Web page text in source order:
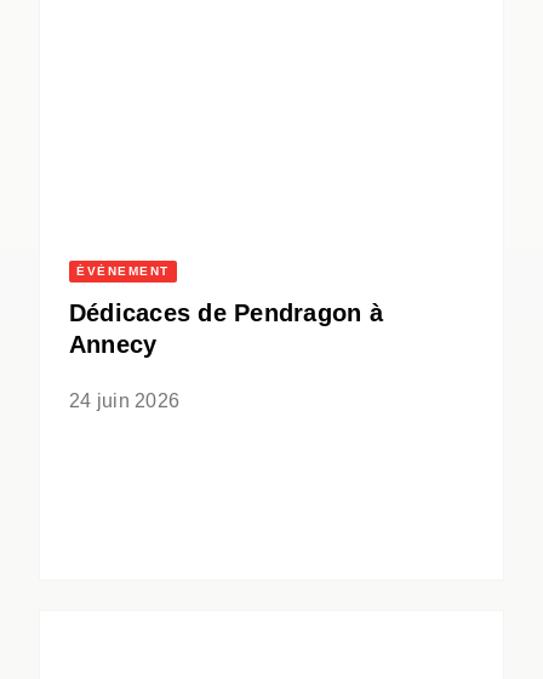
ÉVÈNEMENT
Dédicaces de Pendragon à
Annecy
24 juin 2026